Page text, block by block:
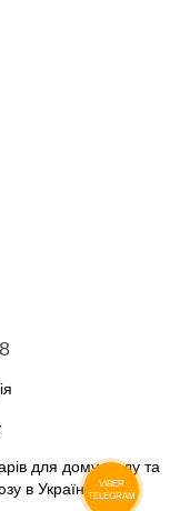
для дому, саду та
в Україну.
VIBER
TELEGRAM